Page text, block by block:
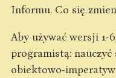
Informu. Co się
Aby używać wersji 1-
programistą: nauczyć
obiektowo-